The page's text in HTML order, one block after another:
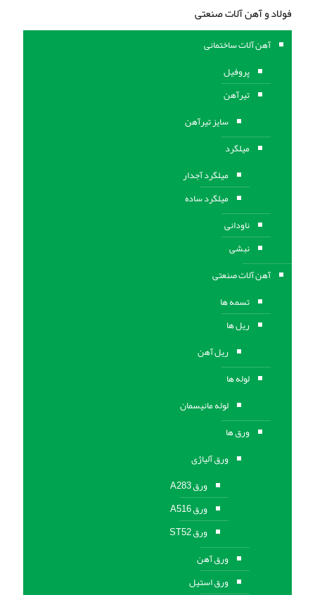
فولاد و آهن آلات صنعتی
آهن آلات ساختمانی
پروفیل
تیرآهن
سایز تیرآهن
میلگرد
میلگرد آجدار
میلگرد ساده
ناودانی
نبشی
آهن آلات صنعتی
تسمه ها
ریل ها
ریل آهن
لوله ها
لوله مانیسمان
ورق ها
ورق آلیاژی
ورق A283
ورق A516
ورق ST52
ورق آهن
ورق استیل